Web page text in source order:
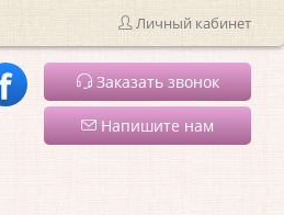
Личный кабинет
Заказать звонок
Напишите нам